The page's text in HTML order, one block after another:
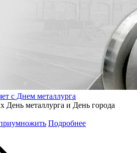
с Днем металлурга
День металлурга и День города
Подробнее